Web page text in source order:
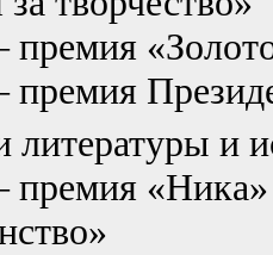
литературы и